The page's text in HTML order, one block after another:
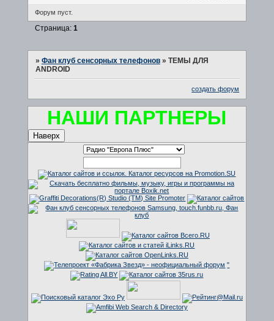
Форум пуст.
Страница: 1
» Фан клуб сенсорных телефонов » ТЕМЫ ДЛЯ
ANDROID
создать форум
НАШИ ПАРТНЕРЫ
Наверх
"